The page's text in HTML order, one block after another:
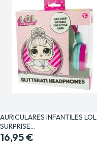
AURICULARES INFANTILES LOL
SURPRISE…
16,95 €